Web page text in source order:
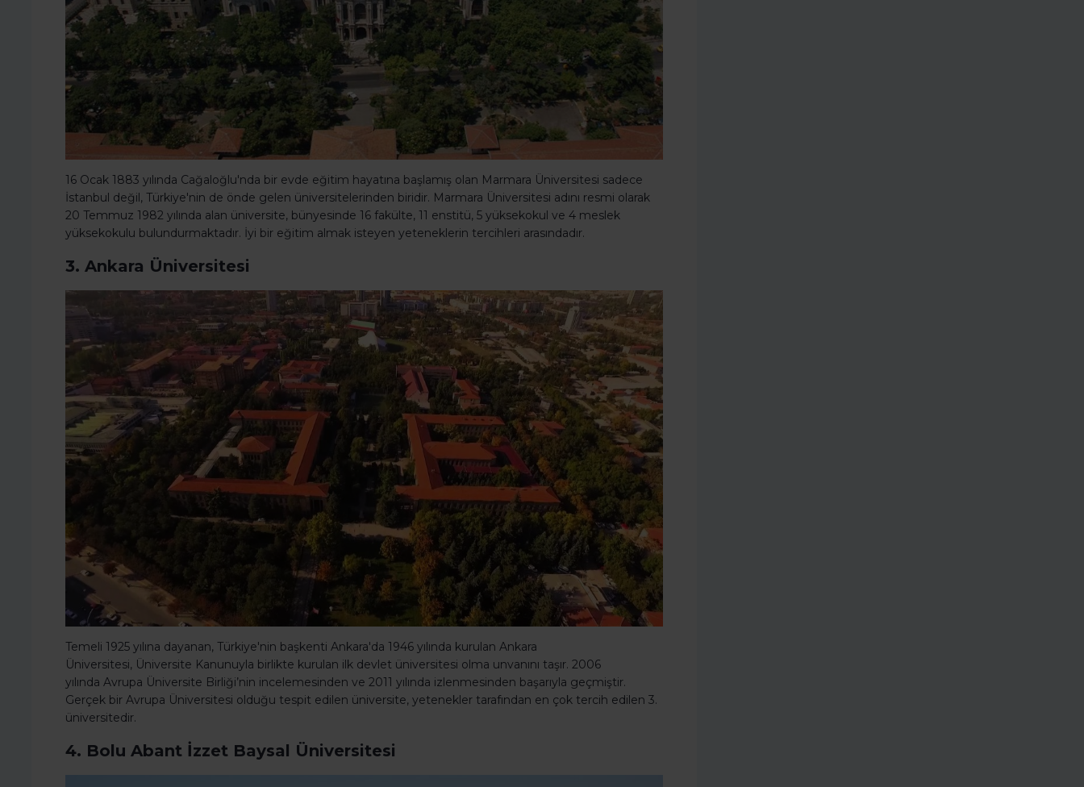
16 Ocak 1883 yılında Cağaloğlu'nda bir evde eğitim hayatına başlamış olan Marmara Üniversitesi sadece
İstanbul değil, Türkiye'nin de önde gelen üniversitelerinden biridir. Marmara Üniversitesi adını resmi olarak
20 Temmuz 1982 yılında alan üniversite, bünyesinde 16 fakülte, 11 enstitü, 5 yüksekokul ve 4 meslek
yüksekokulu bulundurmaktadır. İyi bir eğitim almak isteyen yeteneklerin tercihleri arasındadır.
3. Ankara Üniversitesi
Temeli 1925 yılına dayanan, Türkiye'nin başkenti Ankara'da 1946 yılında kurulan Ankara
Üniversitesi, Üniversite Kanunuyla birlikte kurulan ilk devlet üniversitesi olma unvanını taşır. 2006
yılında Avrupa Üniversite Birliği’nin incelemesinden ve 2011 yılında izlenmesinden başarıyla geçmiştir.
Gerçek bir Avrupa Üniversitesi olduğu tespit edilen üniversite, yetenekler tarafından en çok tercih edilen 3.
üniversitedir.
4. Bolu Abant İzzet Baysal Üniversitesi